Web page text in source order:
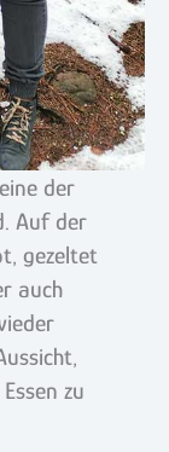
der
Auf der
gezeltet
auch
zu